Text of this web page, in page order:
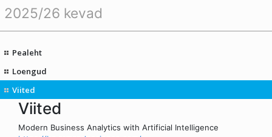
2025/26 kevad
Pealeht
Loengud
Viited
Viited
Modern Business Analytics with Artificial Intelligence